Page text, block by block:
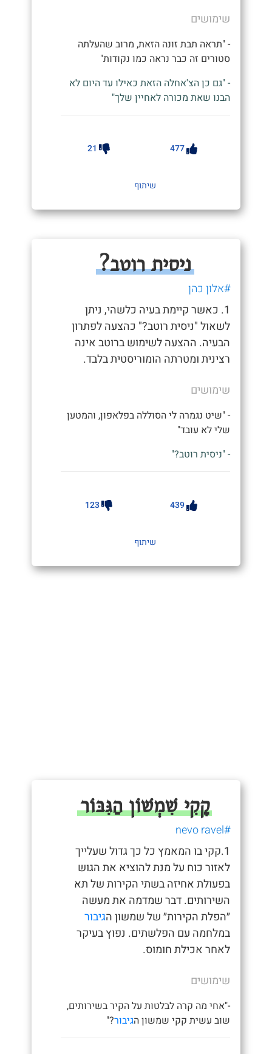
שימושים
- "תראה תבת זונה הזאת, מרוב שהעלתה
סטורים זה כבר נראה כמו נקודות"
- "גם כן הצ'אחלה הזאת כאילו עד היום לא
הבנו שאת מכורה לאחיין שלך"
477
21
שיתוף
ניסית רוטב?
#אלון כהן
1. כאשר קיימת בעיה כלשהי, ניתן
לשאול "ניסית רוטב?" כהצעה לפתרון
הבעיה. ההצעה לשימוש ברוטב אינה
רצינית ומטרתה הומוריסטית בלבד.
שימושים
- "שיט נגמרה לי הסוללה בפלאפון, והמטען
שלי לא עובד"
- "ניסית רוטב?"
439
123
שיתוף
קָקִי שִׁמְשׁוֹן הַגִּבּוֹר
#nevo ravel
1.קקי בו המאמץ כל כך גדול שעלייך
לאזור כוח על מנת להוציא את הגוש
בפעולת אחיזה בשתי הקירות של תא
השירותים. דבר שמדמה את מעשה
״הפלת הקירות״ של שמשון הגיבור
במלחמה עם הפלשתים. נפוץ בעיקר
לאחר אכילת חומוס.
שימושים
-"אחי מה קרה לבלטות על הקיר בשירותים,
שוב עשית קקי שמשון הגיבור?"